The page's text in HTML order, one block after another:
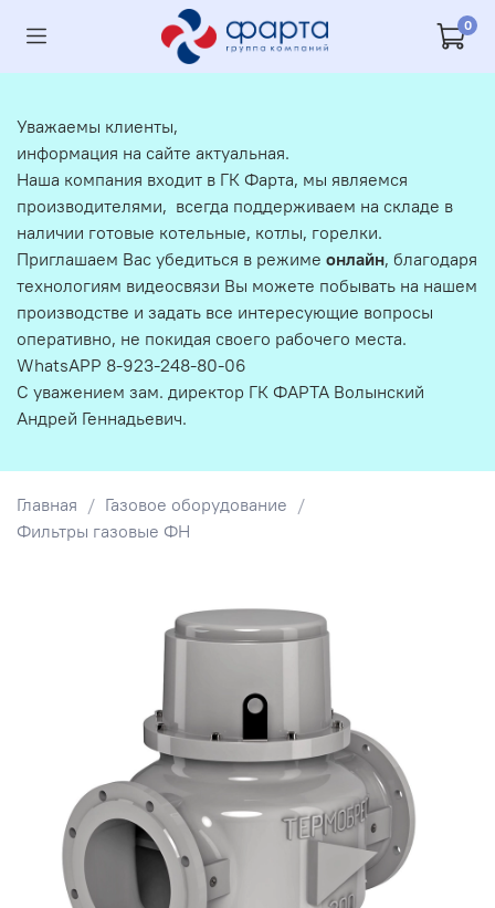
0
Главная
Газовое оборудование
Фильтры газовые ФН
Уважаемы клиенты,
информация на сайте актуальная.
Наша компания входит в ГК Фарта, мы являемся
производителями, всегда поддерживаем на складе в
наличии готовые котельные, котлы, горелки.
Приглашаем Вас убедиться в режиме онлайн, благодаря
технологиям видеосвязи Вы можете побывать на нашем
производстве и задать все интересующие вопросы
оперативно, не покидая своего рабочего места.
WhatsAPP 8-923-248-80-06
С уважением зам. директор ГК ФАРТА Волынский
Андрей Геннадьевич.